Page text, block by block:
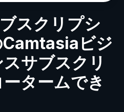
スクリプシ
Camtasiaビジ
サブスクリ
タームでき